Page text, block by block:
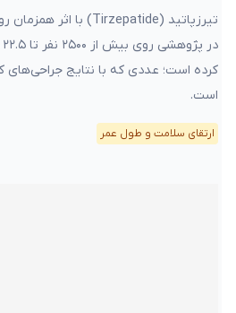
کرده است؛ عددی که با نتایج
است.
ارتقای سلامت و طول عمر